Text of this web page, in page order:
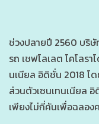
ช่วงปลายปี 2560 บริษั
รถ เชฟโลเลต โคโลรา
นเนียล อิดิชั่น 2018 โ
ส่วนตัวเซนเทนเนียล
เพียงไม่กี่คันเพื่อฉลอง